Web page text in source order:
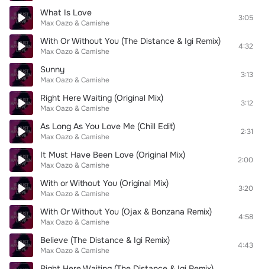
What Is Love
Max Oazo & Camishe
3:05
With Or Without You (The Distance & Igi Remix)
Max Oazo & Camishe
4:32
Sunny
Max Oazo & Camishe
3:13
Right Here Waiting (Original Mix)
Max Oazo & Camishe
3:12
As Long As You Love Me (Chill Edit)
Max Oazo & Camishe
2:31
It Must Have Been Love (Original Mix)
Max Oazo & Camishe
2:00
With or Without You (Original Mix)
Max Oazo & Camishe
3:20
With Or Without You (Ojax & Bonzana Remix)
Max Oazo & Camishe
4:58
Believe (The Distance & Igi Remix)
Max Oazo & Camishe
4:43